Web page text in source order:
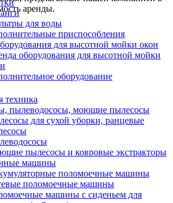
для воды
приспособления
для высотной мойки окон
оборудования для высотной мойки
оборудование
техника
пылеводососы, моющие пылесосы
для сухой уборки, ранцевые
пылесосы и ковровые экстракторы
машины
поломоечные машины
поломоечные машины
машины с сиденьем для
аренды.